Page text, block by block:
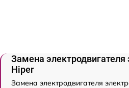
Замена электродвигателя
Hiper
Замена электродвигателя